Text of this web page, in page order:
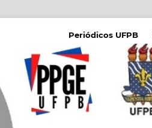
Periódicos UFPB